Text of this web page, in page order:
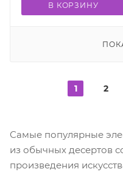
В КОРЗИНУ
1 2
Самые популярные
из обычных десертов
произведения